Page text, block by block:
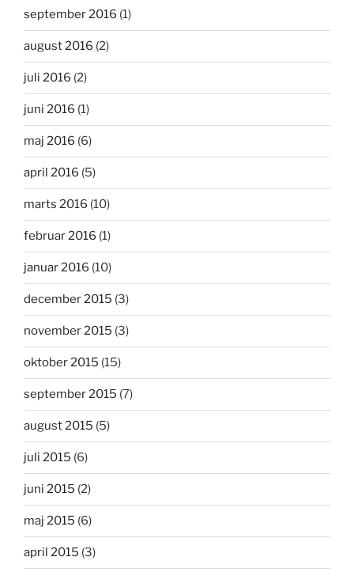
september 2016 (1)
august 2016 (2)
juli 2016 (2)
juni 2016 (1)
maj 2016 (6)
april 2016 (5)
marts 2016 (10)
februar 2016 (1)
januar 2016 (10)
december 2015 (3)
november 2015 (3)
oktober 2015 (15)
september 2015 (7)
august 2015 (5)
juli 2015 (6)
juni 2015 (2)
maj 2015 (6)
april 2015 (3)